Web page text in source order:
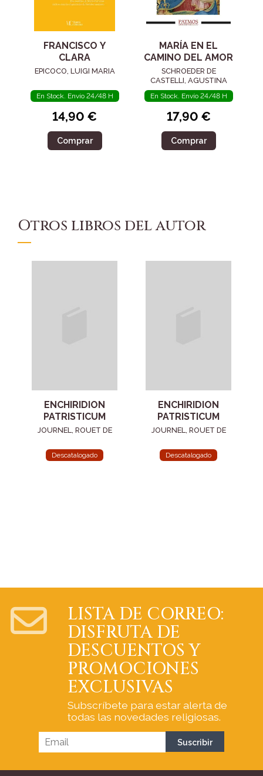
FRANCISCO Y
CLARA
EPICOCO, LUIGI MARIA
En Stock. Envío 24/48 H
14,90 €
Comprar
MARÍA EN EL
CAMINO DEL AMOR
SCHROEDER DE
CASTELLI, AGUSTINA
En Stock. Envío 24/48 H
17,90 €
Comprar
Otros libros del autor
ENCHIRIDION
PATRISTICUM
JOURNEL, ROUET DE
Descatalogado
ENCHIRIDION
PATRISTICUM
JOURNEL, ROUET DE
Descatalogado
LISTA DE CORREO:
DISFRUTA DE
DESCUENTOS Y
PROMOCIONES
EXCLUSIVAS
Subscríbete para estar alerta de
todas las novedades religiosas.